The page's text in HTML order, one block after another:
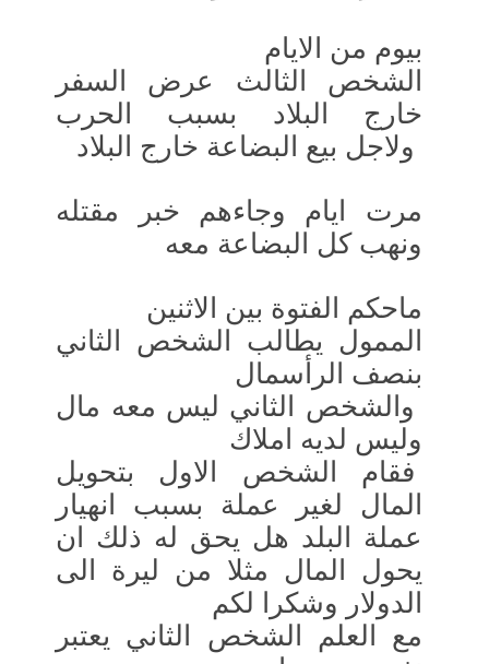
بيوم من الايام
الشخص الثالث عرض السفر
خارج البلاد بسبب الحرب
ولاجل بيع البضاعة خارج البلاد
مرت ايام وجاءهم خبر مقتله
ونهب كل البضاعة معه
ماحكم الفتوة بين الاثنين
الممول يطالب الشخص الثاني
بنصف الرأسمال
والشخص الثاني ليس معه مال
وليس لديه املاك
فقام الشخص الاول بتحويل
المال لغير عملة بسبب انهيار
عملة البلد هل يحق له ذلك ان
يحول المال مثلا من ليرة الى
الدولار وشكرا لكم
مع العلم الشخص الثاني يعتبر